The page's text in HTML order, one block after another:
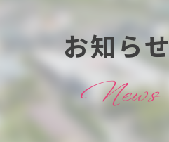
お知らせ
News